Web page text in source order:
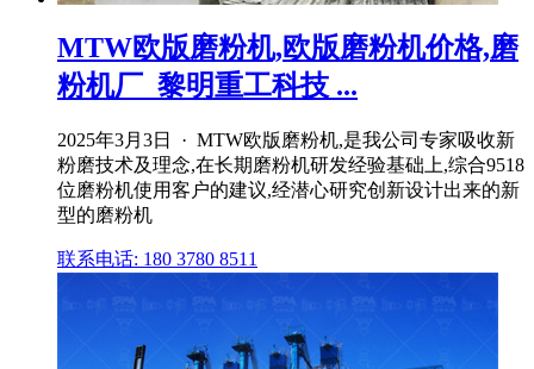
MTW欧版磨粉机,欧版磨粉机价格,磨
粉机厂_黎明重工科技 ...
2025年3月3日 · MTW欧版磨粉机,是我公司专家吸收新
粉磨技术及理念,在长期磨粉机研发经验基础上,综合9518
位磨粉机使用客户的建议,经潜心研究创新设计出来的新
型的磨粉机
联系电话: 180 3780 8511